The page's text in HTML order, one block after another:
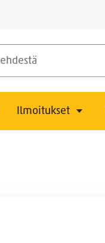
Ilmoitukset